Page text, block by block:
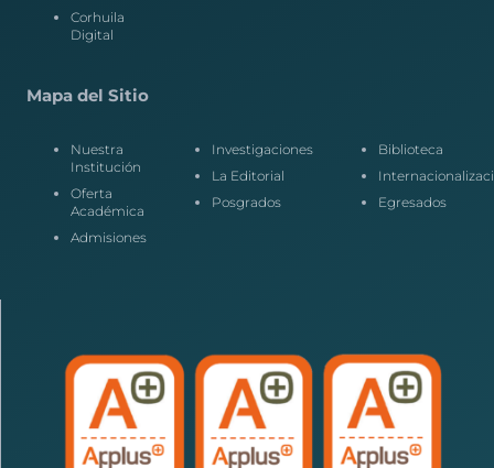
Corhuila
Digital
Mapa del Sitio
Nuestra
Institución
Oferta
Académica
Admisiones
Investigaciones
La Editorial
Posgrados
Biblioteca
Egresados